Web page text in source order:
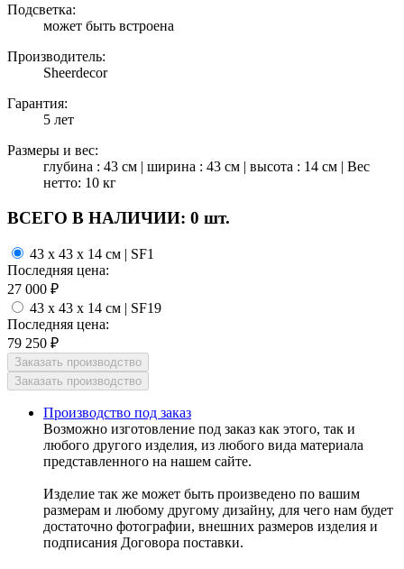
Подсветка:
может быть встроена
Производитель:
Sheerdecor
Гарантия:
5 лет
Размеры и вес:
глубина : 43 см | ширина : 43 см | высота : 14 см | Вес
нетто: 10 кг
ВСЕГО В НАЛИЧИИ: 0 шт.
43 x 43 x 14 см | SF1
Последняя цена:
27 000 ₽
43 x 43 x 14 см | SF19
Последняя цена:
79 250 ₽
Производство под заказ
Возможно изготовление под заказ как этого, так и
любого другого изделия, из любого вида материала
представленного на нашем сайте.
Изделие так же может быть произведено по вашим
размерам и любому другому дизайну, для чего нам будет
достаточно фотографии, внешних размеров изделия и
подписания Договора поставки.